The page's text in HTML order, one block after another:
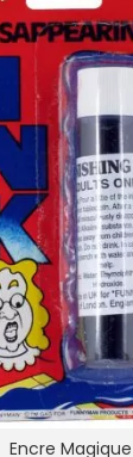
Encre Magique